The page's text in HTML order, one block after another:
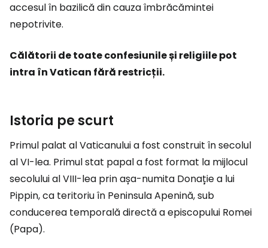
accesul în bazilică din cauza îmbrăcămintei
nepotrivite.
Călătorii de toate confesiunile și religiile pot
intra în Vatican fără restricții.
Istoria pe scurt
Primul palat al Vaticanului a fost construit în secolul
al VI-lea. Primul stat papal a fost format la mijlocul
secolului al VIII-lea prin așa-numita Donație a lui
Pippin, ca teritoriu în Peninsula Apenină, sub
conducerea temporală directă a episcopului Romei
(Papa).